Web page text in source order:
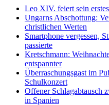
Leo XIV. feiert sein
Ungarns Abschottung:
christlichen Werten
Smartphone vergessen,
passierte
Kretschmann:
entspannter
Überraschungsgast im
Schulkonzert
Offener Schlagabtausch
in Spanien